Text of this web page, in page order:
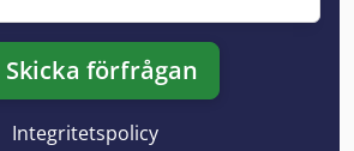
Skicka förfrågan
Integritetspolicy